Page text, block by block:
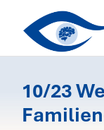
Ausbildung
10/23